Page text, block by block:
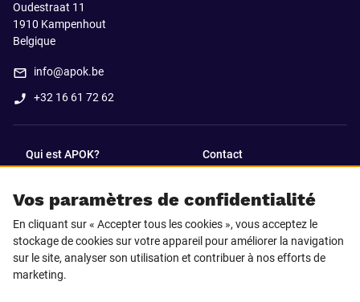
Vos paramètres de confidentialité
En cliquant sur « Accepter tous les cookies », vous acceptez le
stockage de cookies sur votre appareil pour améliorer la navigation
sur le site, analyser son utilisation et contribuer à nos efforts de
marketing.
Oudestraat 11
1910 Kampenhout
Belgique
info@apok.be
+32 16 61 72 62
Qui est APOK? Contact
SUIVEZ-NOUS SUR
Facebook LinkedIn